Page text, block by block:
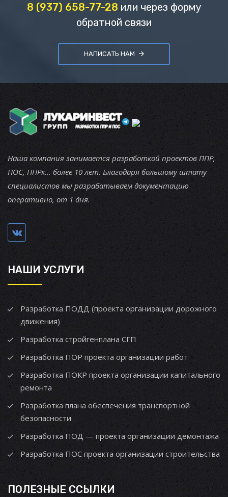
8 (937) 658-77-28 или через форму
обратной связи
НАПИСАТЬ НАМ
Наша компания занимается разработкой проектов ППР,
ПОС, ППРк... более 10 лет. Благодаря большому штату
специалистов мы разрабатываем документацию
оперативно, от 1 дня.
НАШИ УСЛУГИ
Разработка ПОДД (проекта организации дорожного
движения)
Разработка стройгенплана СГП
Разработка ПОР проекта организации работ
Разработка ПОКР проекта организации капитального
ремонта
Разработка плана обеспечения транспортной
безопасности
Разработка ПОД — проекта организации демонтажа
Разработка ПОС проекта организации строительства
ПОЛЕЗНЫЕ ССЫЛКИ